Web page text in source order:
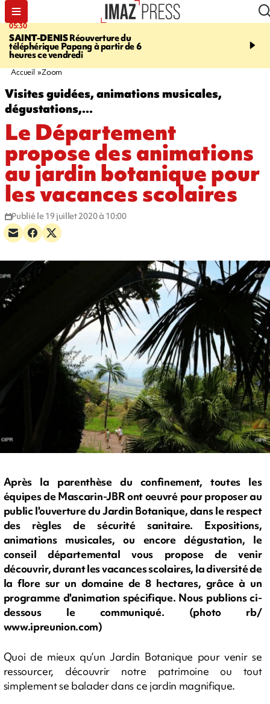
05:30
SAINT-DENISRéouverture du
téléphérique Papang à partir de 6
heures ce vendredi
07:00
Un vendredi
Accueil Zoom
Visites guidées, animations musicales,
dégustations,...
Le Département
propose des animations
au jardin botanique pour
les vacances scolaires
Publié le 19 juillet 2020 à 10:00
Après la parenthèse du confinement, toutes les
équipes de Mascarin-JBR ont oeuvré pour proposer au
public l'ouverture du Jardin Botanique, dans le respect
des règles de sécurité sanitaire. Expositions,
animations musicales, ou encore dégustation, le
conseil départemental vous propose de venir
découvrir, durant les vacances scolaires, la diversité de
la flore sur un domaine de 8 hectares, grâce à un
programme d'animation spécifique. Nous publions ci-
dessous le communiqué. (photo rb/
www.ipreunion.com)
Quoi de mieux qu’un Jardin Botanique pour venir se
ressourcer, découvrir notre patrimoine ou tout
simplement se balader dans ce jardin magnifique.